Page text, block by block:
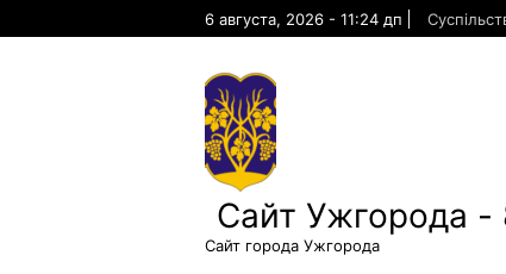
6 августа, 2026 - 11:24 дп
Сайт Ужгорода -
Сайт города Ужгорода